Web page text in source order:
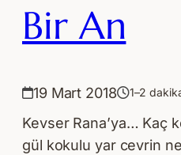
Bir An
19 Mart 2018 1–2
Kevser Rana’ya… Kaç
gül kokulu yar cevrin